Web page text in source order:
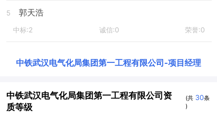
5 郭天浩
中标:2 诚信:0 荣誉:0
中铁武汉电气化局集团第一工程有限公司 -项目经理
中铁武汉电气化局集团第一工程有限公司资
质等级
(共 30条
)